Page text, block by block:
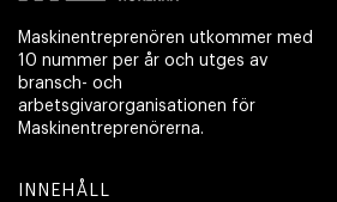
Maskinentreprenören utkommer med
10 nummer per år och utges av
bransch- och
arbetsgivarorganisationen för
Maskinentreprenörerna.
INNEHÅLL